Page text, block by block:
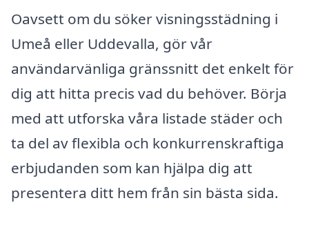
Oavsett om du söker visningsstädning i
Umeå eller Uddevalla, gör vår
användarvänliga gränssnitt det enkelt för
dig att hitta precis vad du behöver. Börja
med att utforska våra listade städer och
ta del av flexibla och konkurrenskraftiga
erbjudanden som kan hjälpa dig att
presentera ditt hem från sin bästa sida.